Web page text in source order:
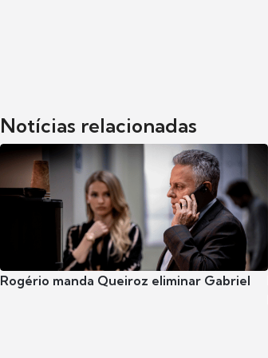
Notícias relacionadas
Rogério manda Queiroz eliminar Gabriel